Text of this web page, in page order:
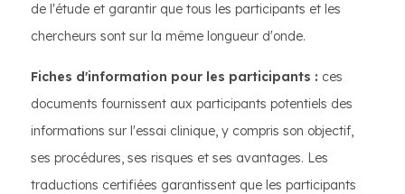
de l'étude et garantir que tous les participants et les
chercheurs sont sur la même longueur d'onde.
Fiches d'information pour les participants : ces
documents fournissent aux participants potentiels des
informations sur l'essai clinique, y compris son objectif,
ses procédures, ses risques et ses avantages. Les
traductions certifiées garantissent que les participants